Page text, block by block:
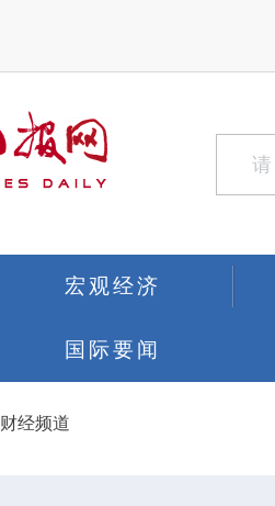
宏观经济
国际要闻
财经频道